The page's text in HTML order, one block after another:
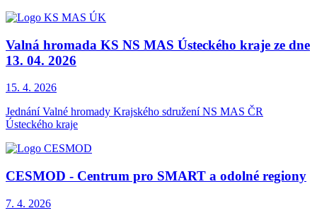
Valná hromada KS NS MAS Ústeckého kraje ze dne
13. 04. 2026
15. 4. 2026
Jednání Valné hromady Krajského sdružení NS MAS ČR
Ústeckého kraje
CESMOD - Centrum pro SMART a odolné regiony
7. 4. 2026